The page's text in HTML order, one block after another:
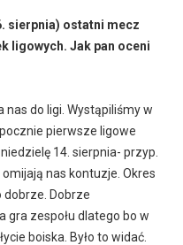
sierpnia) ostatni mecz
ligowych. Jak pan oceni
nas do ligi. Wystąpiliśmy w
pierwsze ligowe
14. sierpnia- przyp.
nas kontuzje. Okres
Dobrze
gra zespołu dlatego bo w
boiska. Było to widać.